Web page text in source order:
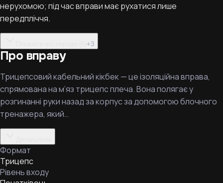
нерухомою; під час вправи має рухатися лише
передпліччя.
+3
Про вправу
Трицепсовий кабельний кікбек — це ізоляційна вправа,
спрямована на м’яз трицепс плеча. Вона полягає у
розгинанні руки назад за корпус за допомогою блочного
тренажера, який…
Формат
Трицепс
Рівень входу